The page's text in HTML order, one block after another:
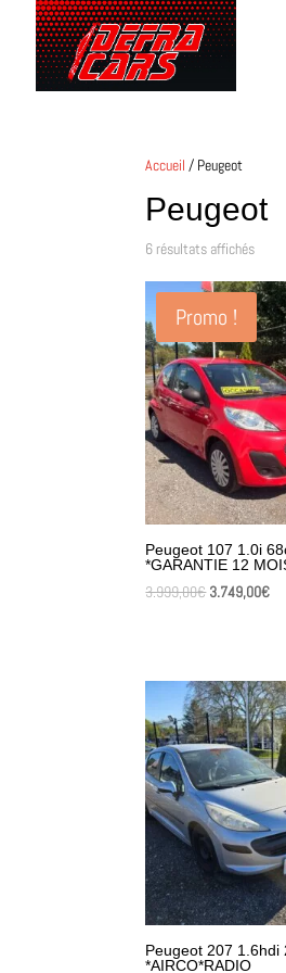
Accueil / Peugeot
Peugeot
6 résultats affichés
Promo !
Peugeot 107 1.0i
*GARANTIE 12
3.999,00€Le
3.999,00€.
3.749,00€Le
Peugeot 207 1.6hdi
*AIRCO*RADIO